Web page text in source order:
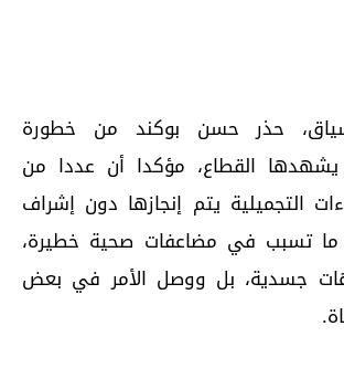
حذر حسن بوكند من خطورة
يشهدها القطاع، مؤكدا أن عددا من
التجميلية يتم إنجازها دون إشراف
تسبب في مضاعفات صحية خطيرة،
جسدية، بل ووصل الأمر في بعض